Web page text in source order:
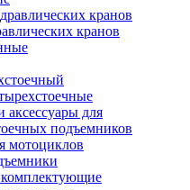
кранов
кранов
аксессуары для
подъемников
мотоциклов
комплектующие